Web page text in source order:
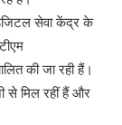
सेवा केंद्र के
की जा रही हैं।
से मिल रहीं हैं और